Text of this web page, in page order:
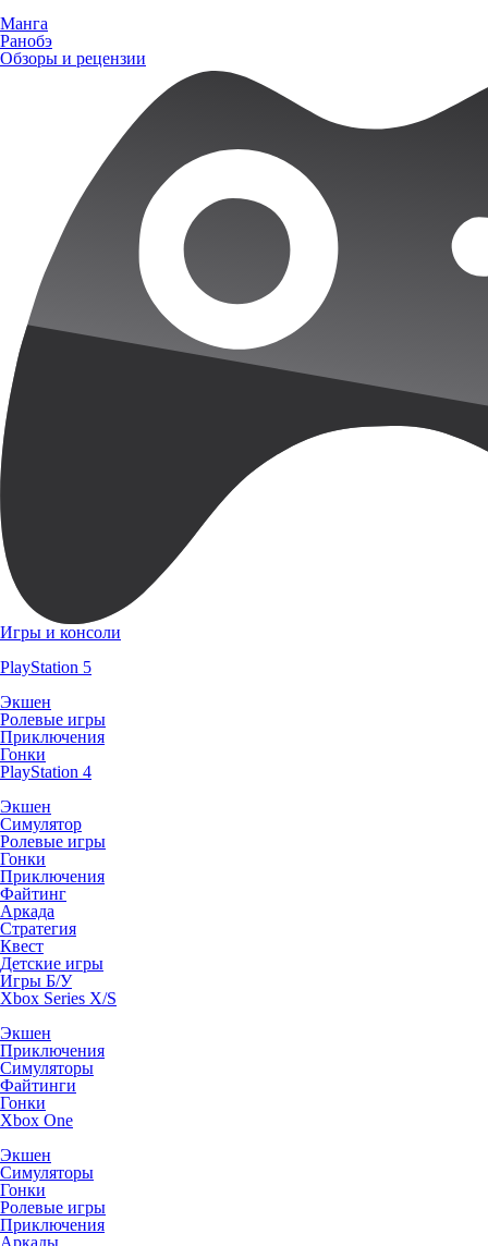
Манга
Ранобэ
Обзоры и рецензии
Игры и консоли
PlayStation 5
Экшен
Ролевые игры
Приключения
Гонки
PlayStation 4
Экшен
Симулятор
Ролевые игры
Гонки
Приключения
Файтинг
Аркада
Стратегия
Квест
Детские игры
Игры Б/У
Xbox Series X/S
Экшен
Приключения
Симуляторы
Файтинги
Гонки
Xbox One
Экшен
Симуляторы
Гонки
Ролевые игры
Приключения
Аркады